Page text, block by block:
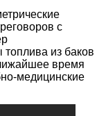
с
из баков
время
медицинские